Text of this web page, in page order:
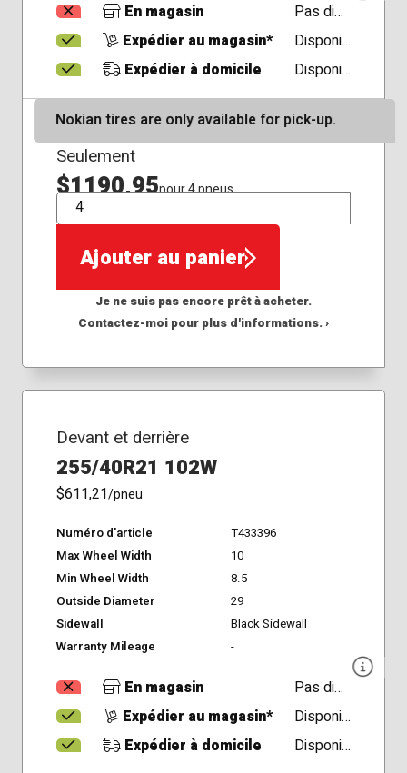
En magasin
Pas disponible
Expédier au magasin*
Disponible
Expédier à domicile
Disponible
Nokian tires are only available for pick-up.
Seulement
$1190,95pour 4 pneus
QTÉ
Ajouter au panier
Je ne suis pas encore prêt à acheter.
Contactez-moi pour plus d'informations. ›
Devant et derrière
255/40R21 102W
$611,21/pneu
Numéro d'article
T433396
Max Wheel Width
10
Min Wheel Width
8.5
Outside Diameter
29
Sidewall
Black Sidewall
Warranty Mileage
-
En magasin
Pas disponible
Expédier au magasin*
Disponible
Expédier à domicile
Disponible